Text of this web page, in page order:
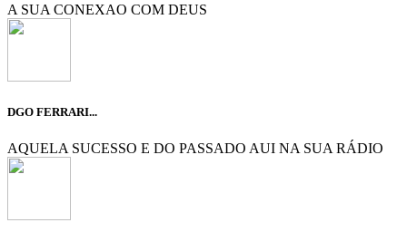
A SUA CONEXAO COM DEUS
DGO FERRARI...
AQUELA SUCESSO E DO PASSADO AUI NA SUA RÁDIO